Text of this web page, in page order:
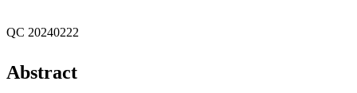
QC 20240222
Abstract